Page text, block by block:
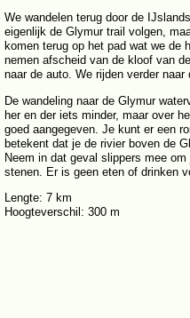
We wandelen terug door de
eigenlijk de Glymur trail volgen,
komen terug op het pad wat we de
nemen afscheid van de kloof van
naar de auto. We rijden verder naar
De wandeling naar de Glymur
her en der iets minder, maar over
goed aangegeven. Je kunt er een
betekent dat je de rivier boven de
Neem in dat geval slippers mee
stenen. Er is geen eten of drinken
Lengte: 7 km
Hoogteverschil: 300 m